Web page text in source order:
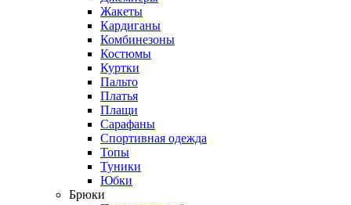
Жакеты
Кардиганы
Комбинезоны
Костюмы
Куртки
Пальто
Платья
Плащи
Сарафаны
Спортивная одежда
Топы
Туники
Юбки
Брюки